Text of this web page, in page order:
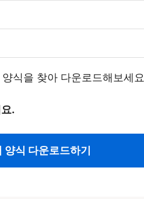
식을 찾아 다운로드해보세
.
양식 다운로드하기